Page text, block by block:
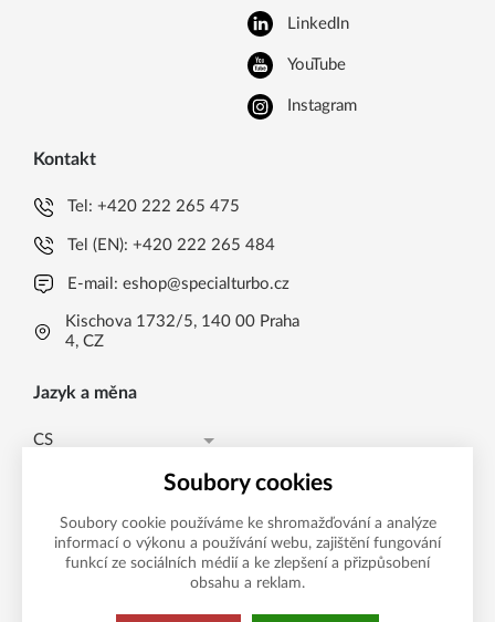
LinkedIn
YouTube
Instagram
Kontakt
Tel:+420 222 265 475
Tel (EN):+420 222 265 484
E-mail:eshop@specialturbo.cz
Kischova 1732/5, 140 00 Praha
4, CZ
Jazyk a měna
CS
EN
Česká koruna CZK (Kč)
Česká koruna CZK (Kč)
EUR (EUR)
Možnosti platby
Soubory cookies
Soubory cookie používáme ke shromažďování a analýze
informací o výkonu a používání webu, zajištění fungování
funkcí ze sociálních médií a ke zlepšení a přizpůsobení
obsahu a reklam.